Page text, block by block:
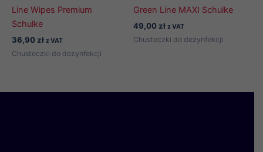
Line Wipes Premium
Schulke
36,90 zł z VAT
Chusteczki do dezynfekcji
Green Line MAXI Schulke
49,00 zł z VAT
Chusteczki do dezynfekcji